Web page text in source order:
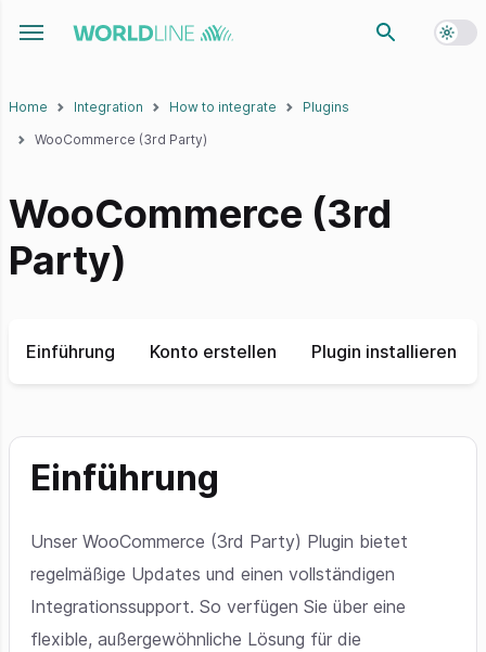
Toggle navigation menu
Home Integration How to integrate
Plugins
WooCommerce (3rd Party)
WooCommerce (3rd
Party)
Einführung Konto erstellen Plugin installieren
Einführung
Unser WooCommerce (3rd Party) Plugin bietet
regelmäßige Updates und einen vollständigen
Integrationssupport. So verfügen Sie über eine
flexible, außergewöhnliche Lösung für die